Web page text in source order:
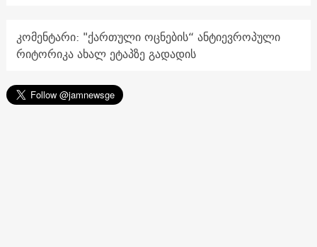
კომენტარი: "ქართული ოცნების“ ანტიევროპული
რიტორიკა ახალ ეტაპზე გადადის